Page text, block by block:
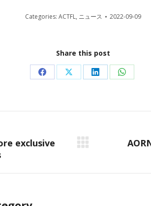
Categories: ACTFL, ニュース 2022-09-09
Share this post
Share
Facebook
Share
X
Share
LinkedIn
Share
exclusive